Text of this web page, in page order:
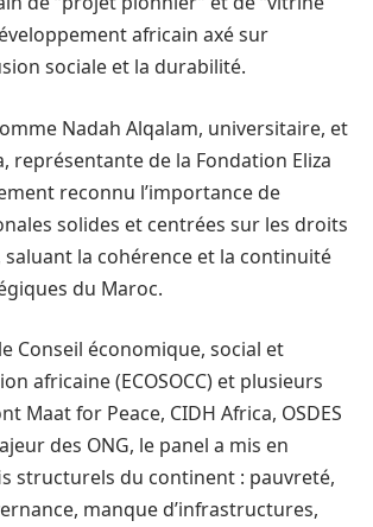
africain axé sur
sociale et la durabilité.
Nadah Alqalam, universitaire, et
représentante de la Fondation Eliza
reconnu l’importance de
solides et centrées sur les droits
la cohérence et la continuité
du Maroc.
Conseil économique, social et
africaine (ECOSOCC) et plusieurs
Maat for Peace, CIDH Africa, OSDES
des ONG, le panel a mis en
structurels du continent : pauvreté,
manque d’infrastructures,